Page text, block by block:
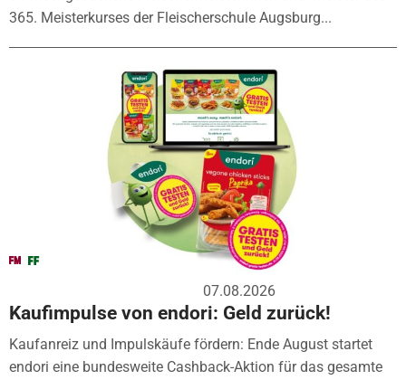
365. Meisterkurses der Fleischerschule Augsburg...
07.08.2026
Kaufimpulse von endori: Geld zurück!
Kaufanreiz und Impulskäufe fördern: Ende August startet
endori eine bundesweite Cashback-Aktion für das gesamte